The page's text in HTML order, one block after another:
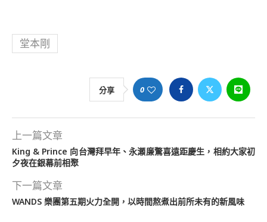
堂本剛
分享 0
上一篇文章
King & Prince 向台灣拜早年、永瀬廉驚喜遠距慶生，相約大家初
夕夜在銀幕前相聚
下一篇文章
WANDS 樂團第五期火力全開，以時間熬煮出前所未有的新風味